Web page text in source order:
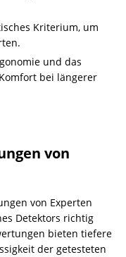
Kriterium, um
und das
bei längerer
von
von Experten
Detektors richtig
bieten tiefere
der getesteten